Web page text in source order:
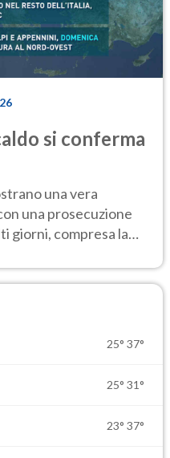
si conferma
una vera
una prosecuzione
giorni, compresa la
25° 37°
25° 31°
23° 37°